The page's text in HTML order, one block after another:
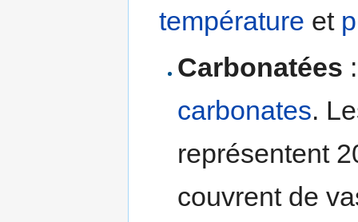
température et
Carbonatées
carbonates.
représentent
couvrent de